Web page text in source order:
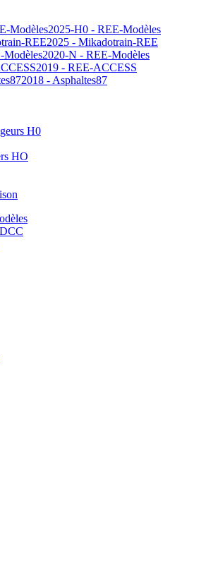
2025-H0 - REE-Modèles
2025 - Mikadotrain-REE
2020-N - REE-Modèles
2019 - REE-ACCESS
2018 - Asphaltes87
H0
HO